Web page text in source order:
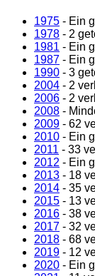
1975 - Ein
1978 - 2
1981 - Ein
1987 - Ein
1990 - 3
2004 - 2
2006 - 2
2008 -
2009 - 62
2010 - Ein
2011 - 33
2012 - Ein
2013 - 18
2014 - 35
2015 - 13
2016 - 38
2017 - 32
2018 - 68
2019 - 12
2020 - Ein